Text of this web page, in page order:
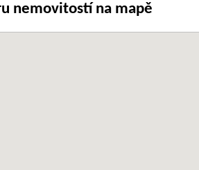
nemovitostí na mapě